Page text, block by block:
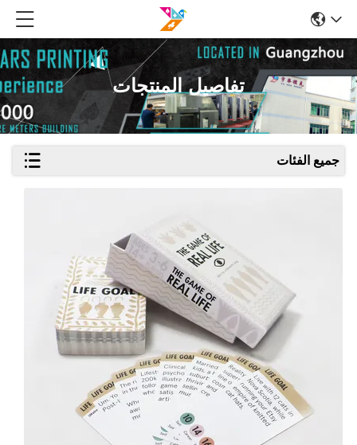
تفاصيل المنتجات
جميع الفئات